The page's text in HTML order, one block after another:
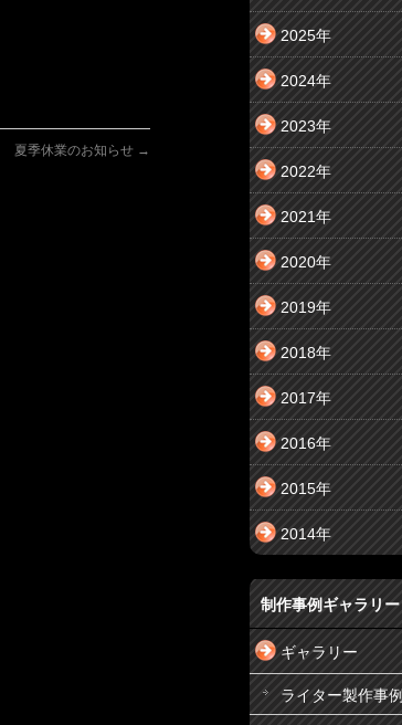
夏季休業のお知らせ →
2025年
2024年
2023年
2022年
2021年
2020年
2019年
2018年
2017年
2016年
2015年
2014年
制作事例ギャラリー
ギャラリー
ライター製作事例